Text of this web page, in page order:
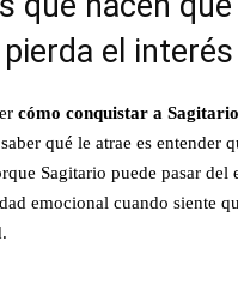
el interés
cómo conquistar a Sagitario
qué le atrae es entender
Sagitario puede pasar del
emocional cuando siente